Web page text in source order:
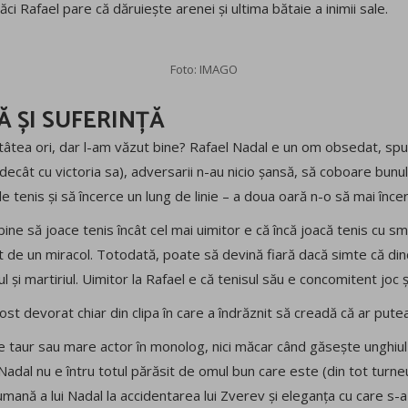
Rafael pare că dăruiește arenei și ultima bătaie a inimii sale.
Foto: IMAGO
ȘI SUFERINȚĂ
ori, dar l-am văzut bine? Rafael Nadal e un om obsedat,
cu victoria sa), adversarii n-au nicio șansă, să coboare
tenis și să încerce un lung de linie – a doua oară n-o să mai
să joace tenis încât cel mai uimitor e că încă joacă tenis cu
de un miracol. Totodată, poate să devină fiară dacă simte că
și martiriul. Uimitor la Rafael e că tenisul său e concomitent joc
devorat chiar din clipa în care a îndrăznit să creadă că ar
taur sau mare actor în monolog, nici măcar când găsește
nu e întru totul părăsit de omul bun care este (din tot
a lui Nadal la accidentarea lui Zverev și eleganța cu care s-